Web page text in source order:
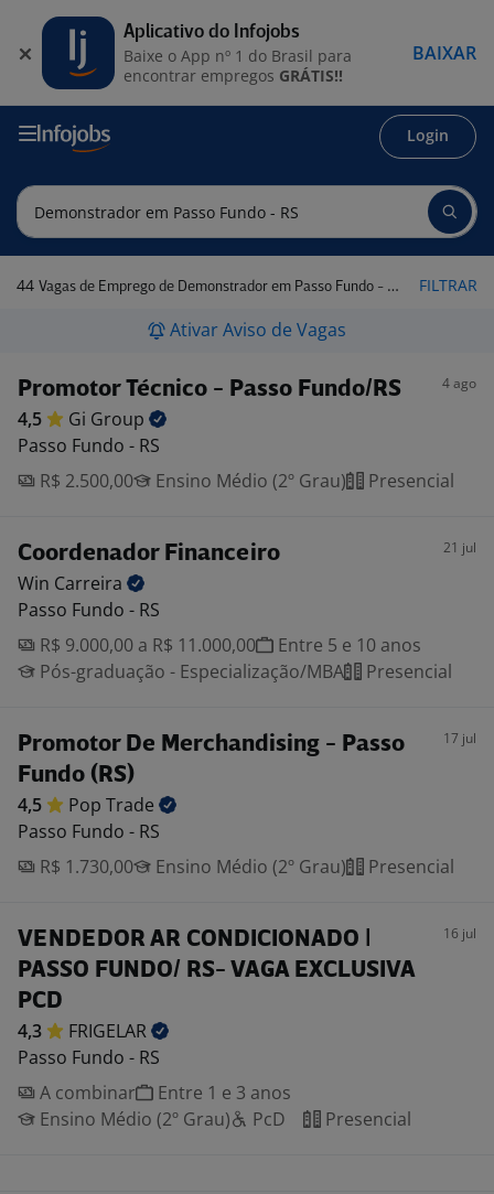
Login
44 Vagas de Emprego de Demonstrador em Passo Fundo - RS FILTRAR
Ativar Aviso de Vagas
Promotor Técnico - Passo Fundo/RS 4 ago
4,5 Gi Group
Passo Fundo - RS
R$ 2.500,00
Ensino Médio (2º Grau) Presencial
Coordenador Financeiro 21 jul
Win Carreira
Passo Fundo - RS
R$ 9.000,00 a R$ 11.000,00
Entre 5 e 10 anos
Pós-graduação - Especialização/MBA
Presencial
Promotor De Merchandising - Passo
Fundo (RS)
17 jul
4,5 Pop Trade
Passo Fundo - RS
R$ 1.730,00
Ensino Médio (2º Grau) Presencial
VENDEDOR AR CONDICIONADO |
PASSO FUNDO/ RS- VAGA EXCLUSIVA
PCD
16 jul
4,3
FRIGELAR
Passo Fundo - RS
A combinar
Entre 1 e 3 anos
Ensino Médio (2º Grau)
PcD Presencial
Aplicativo do Infojobs
Baixe o App nº 1 do Brasil para
encontrar empregos GRÁTIS!!
BAIXAR